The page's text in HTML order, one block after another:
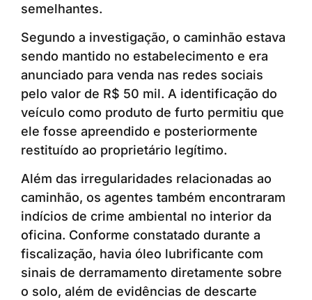
semelhantes.
Segundo a investigação, o caminhão estava
sendo mantido no estabelecimento e era
anunciado para venda nas redes sociais
pelo valor de R$ 50 mil. A identificação do
veículo como produto de furto permitiu que
ele fosse apreendido e posteriormente
restituído ao proprietário legítimo.
Além das irregularidades relacionadas ao
caminhão, os agentes também encontraram
indícios de crime ambiental no interior da
oficina. Conforme constatado durante a
fiscalização, havia óleo lubrificante com
sinais de derramamento diretamente sobre
o solo, além de evidências de descarte